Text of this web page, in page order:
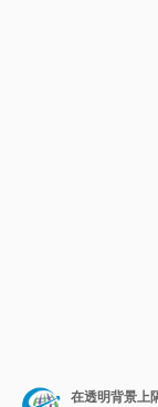
在透明背景上